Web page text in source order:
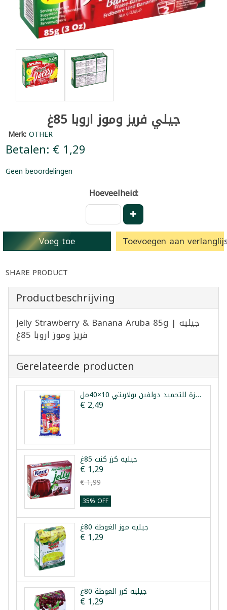
جيلي فريز وموز اروبا 85غ
Merk:OTHER
Betalen: € 1,29
Geen beoordelingen
Hoeveelheid:
Voeg toe Toevoegen aan
SHARE PRODUCT
Productbeschrijving
Jelly Strawberry & Banana Aruba 85g | جيليه
فريز وموز اروبا 85غ
Gerelateerde producten
مثلجات فواكه جاهزة للتجميد دولفين بولاريتي 10×40مل
€ 2,49
جيليه كرز كنت 85غ
€ 1,29
€ 1,99
35% OFF
جيليه موز الغوطة 80غ
€ 1,29
جيليه كرز الغوطة 80غ
€ 1,29